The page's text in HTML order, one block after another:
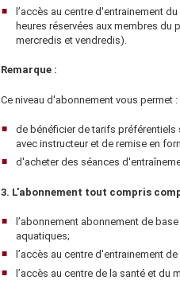
l’accès au centre d'entrainement
heures réservées aux membres du
mercredis et vendredis).
Remarque :
Ce niveau d'abonnement vous permet :
de bénéficier de tarifs
avec instructeur et de remise en
d'acheter des séances
3. L'abonnement tout compris
l’abonnement abonnement de
aquatiques;
l’accès au centre d'entrainement
l’accès au centre de la santé et du